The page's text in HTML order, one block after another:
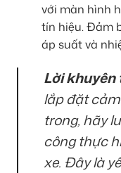
với màn hình
tín hiệu. Đảm
áp suất và
Lời khuyên
lắp đặt
trong, hãy
công thực
xe. Đây là